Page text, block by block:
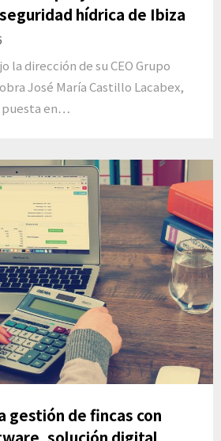
hídrica de Ibiza
la dirección de su CEO Grupo
José María Castillo Lacabex,
puesta en…
gestión de fincas con
solución digital